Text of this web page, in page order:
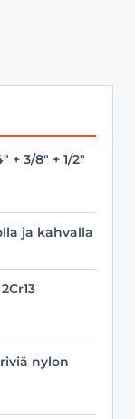
+ 3/8" + 1/2"
ja kahvalla
nylon